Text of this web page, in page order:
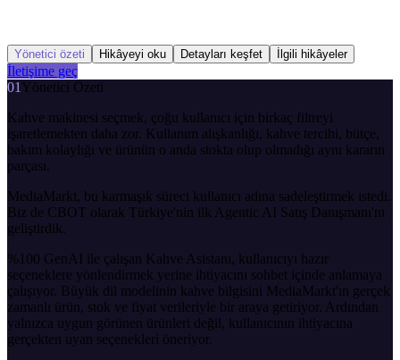
Yönetici özeti Hikâyeyi oku Detayları keşfet İlgili hikâyeler
İletişime geç
01 Yönetici Özeti
Kahve makinesi seçmek, çoğu kullanıcı için birkaç filtreyi
işaretlemekten daha zor. Kullanım alışkanlığı, kahve tercihi, bütçe,
bakım kolaylığı ve ürünün o anda stokta olup olmadığı aynı kararın
parçası.
MediaMarkt, bu karmaşık süreci kullanıcı adına sadeleştirmek istedi.
Biz de CBOT olarak Türkiye'nin ilk Agentic AI Satış Danışmanı'nı
geliştirdik.
%100 GenAI ile çalışan Kahve Asistanı, kullanıcıyı hazır
seçeneklere yönlendirmek yerine ihtiyacını sohbet içinde anlamaya
çalışıyor. Büyük dil modelinin kahve bilgisini MediaMarkt'ın gerçek
zamanlı ürün, stok ve fiyat verileriyle bir araya getiriyor. Ardından
yalnızca uygun görünen ürünleri değil, kullanıcının ihtiyacına
gerçekten uyan seçenekleri öneriyor.